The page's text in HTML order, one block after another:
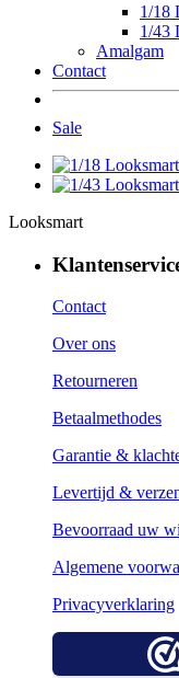
1/18
1/43
Amalgam
Contact
Sale
Looksmart
Contact
Over ons
Retourneren
Betaalmethodes
Garantie &
Levertijd &
Bevoorraad uw
Algemene
Privacyverklaring